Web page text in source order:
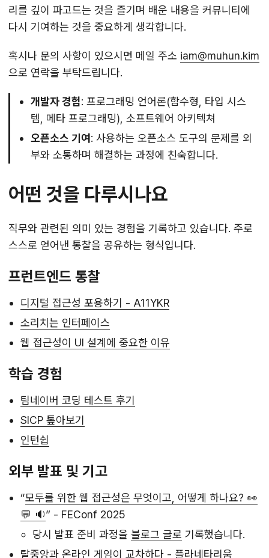
리를 깊이 파고드는 것을 즐기며 배운 내용을 커뮤니티에
다시 기여하는 것을 중요하게 생각합니다.
혹시나 문의 사항이 있으시면 메일 주소 iam@muhun.kim
으로 연락을 부탁드립니다.
개발자 경험: 프로그래밍 언어론(함수형, 타입 시스
템, 메타 프로그래밍), 소프트웨어 아키텍쳐
오픈소스 기여 : 사용하는 오픈소스 도구의 문제를 외
부와 소통하며 해결하는 과정에 친숙합니다.
어떤 것을 다루시나요
직무와 관련된 의미 있는 경험을 기록하고 있습니다. 주로
스스로 얻어낸 통찰을 공유하는 형식입니다.
프런트엔드 통찰
디지털 접근성 포용하기 - A11YKR
소리치는 인터페이스
웹 접근성이 UI 설계에 중요한 이유
학습 경험
팀네이버 코딩 테스트 후기
SICP 톺아보기
인턴쉽
외부 발표 및 기고
“모두를 위한 웹 접근성은 무엇이고, 어떻게 하나요? 👀
💬 🔉” - FEConf 2025
당시 발표 준비 과정을 블로그 글로 기록했습니다.
탈중앙과 온라인 게임이 교차하다 - 플라네타리움